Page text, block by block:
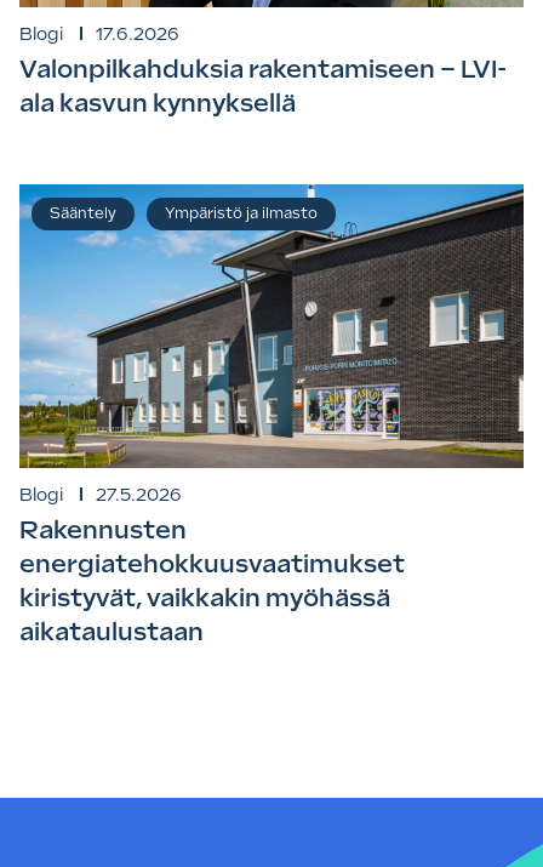
Blogi 17.6.2026
Valonpilkahduksia rakentamiseen – LVI-
ala kasvun kynnyksellä
Blogi 27.5.2026
Rakennusten
energiatehokkuusvaatimukset
kiristyvät, vaikkakin myöhässä
aikataulustaan
Sääntely Ympäristö ja ilmasto